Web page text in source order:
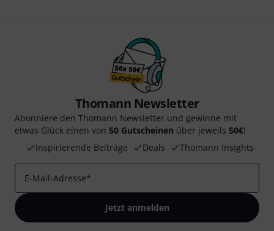
Thomann Newsletter
Abonniere den Thomann Newsletter und gewinne mit
etwas Glück einen von 50 Gutscheinen über jeweils 50€!
Inspirierende Beiträge
Deals Thomann Insights
E-Mail-Adresse*
Jetzt anmelden